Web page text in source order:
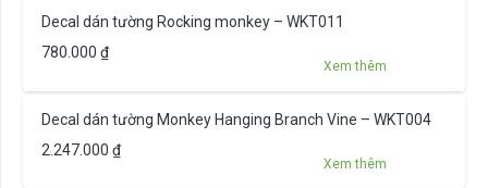
Decal dán tường Rocking monkey – WKT011
780.000 ₫
Xem thêm
Decal dán tường Monkey Hanging Branch Vine – WKT004
2.247.000 ₫
Xem thêm